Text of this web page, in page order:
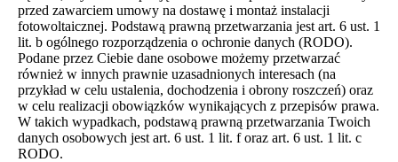
przed zawarciem umowy na dostawę i montaż instalacji
fotowoltaicznej. Podstawą prawną przetwarzania jest art. 6 ust. 1
lit. b ogólnego rozporządzenia o ochronie danych (RODO).
Podane przez Ciebie dane osobowe możemy przetwarzać
również w innych prawnie uzasadnionych interesach (na
przykład w celu ustalenia, dochodzenia i obrony roszczeń) oraz
w celu realizacji obowiązków wynikających z przepisów prawa.
W takich wypadkach, podstawą prawną przetwarzania Twoich
danych osobowych jest art. 6 ust. 1 lit. f oraz art. 6 ust. 1 lit. c
RODO.